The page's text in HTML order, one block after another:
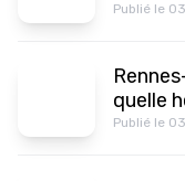
Publié le
quelle
Publié le